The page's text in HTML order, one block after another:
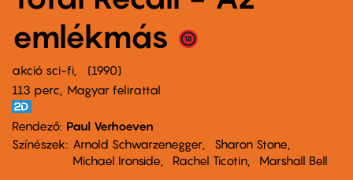
emlékmás
akció sci-fi
1990
113 perc,
Magyar felirattal
Rendező Paul Verhoeven
Színészek
Arnold Schwarzenegger
Sharon Stone
Michael Ironside
Rachel Ticotin Marshall Bell